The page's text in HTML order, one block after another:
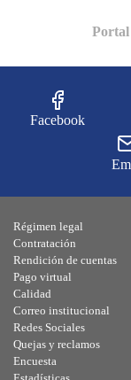
Portal
Facebook
Régimen legal
Contratación
Rendición de cuentas
Pago virtual
Calidad
Correo institucional
Redes Sociales
Quejas y reclamos
Encuesta